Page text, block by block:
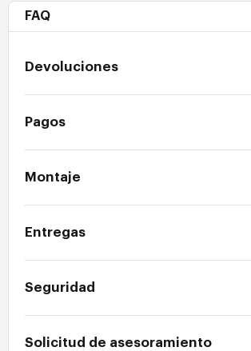
FAQ
Devoluciones
Pagos
Montaje
Entregas
Seguridad
Solicitud de asesoramiento